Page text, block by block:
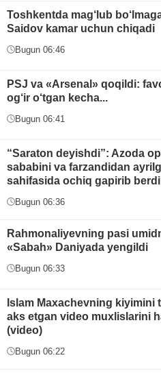
Toshkentda mag‘lub
Saidov kamar uchun chiqadi
Bugun 06:46
PSJ va «Arsenal» qoqildi:
og‘ir o‘tgan kecha...
Bugun 06:41
“Saraton deyishdi”: Azoda
sababini va farzandidan
sahifasida ochiq gapirib berdi
Bugun 06:36
Rahmonaliyevning pasi
«Sabah» Daniyada yengildi
Bugun 06:33
Islam Maxachevning kiyimini
aks etgan video muxlislarini
(video)
Bugun 06:22